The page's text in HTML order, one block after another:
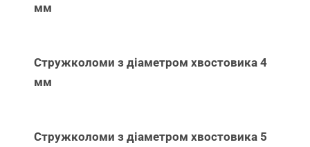
мм
Стружколоми з діаметром хвостовика 4
мм
Стружколоми з діаметром хвостовика 5